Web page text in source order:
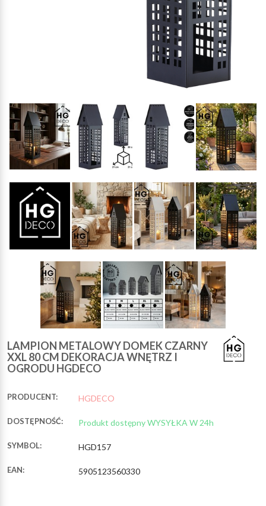
LAMPION METALOWY DOMEK CZARNY
XXL 80 CM DEKORACJA WNĘTRZ I
OGRODU HGDECO
PRODUCENT: HGDECO
DOSTĘPNOŚĆ: Produkt dostępny WYSYŁKA W 24h
SYMBOL: HGD157
EAN: 5905123560330